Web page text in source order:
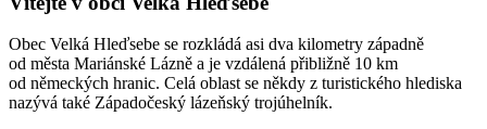
Obec Velká Hleďsebe se rozkládá asi dva kilometry západně
od města Mariánské Lázně a je vzdálená přibližně 10 km
od německých hranic. Celá oblast se někdy z turistického hlediska
nazývá také Západočeský lázeňský trojúhelník.